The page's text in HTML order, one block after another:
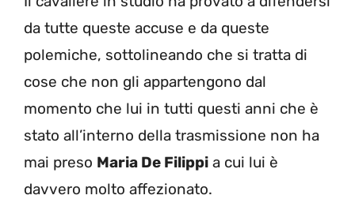
da tutte queste accuse e da queste
polemiche, sottolineando che si tratta di
cose che non gli appartengono dal
momento che lui in tutti questi anni che è
stato all’interno della trasmissione non ha
mai preso Maria De Filippi a cui lui è
davvero molto affezionato.